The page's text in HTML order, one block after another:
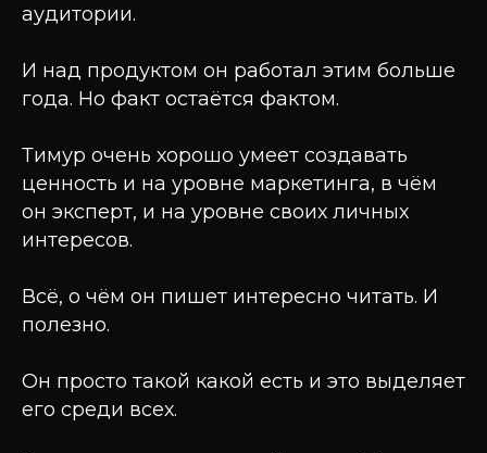
аудитории.
И над продуктом он работал этим больше
года. Но факт остаётся фактом.
Тимур очень хорошо умеет создавать
ценность и на уровне маркетинга, в чём
он эксперт, и на уровне своих личных
интересов.
Всё, о чём он пишет интересно читать. И
полезно.
Он просто такой какой есть и это выделяет
его среди всех.